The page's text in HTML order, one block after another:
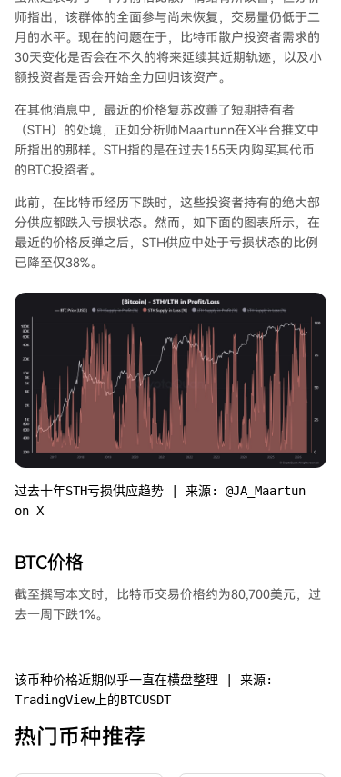
师指出，该群体的全面参与尚未恢复，交易量仍低于二
月的水平。现在的问题在于，比特币散户投资者需求的
30天变化是否会在不久的将来延续其近期轨迹，以及小
额投资者是否会开始全力回归该资产。
在其他消息中，最近的价格复苏改善了短期持有者
（STH）的处境，正如分析师Maartunn在X平台推文中
所指出的那样。STH指的是在过去155天内购买其代币
的BTC投资者。
此前，在比特币经历下跌时，这些投资者持有的绝大部
分供应都跌入亏损状态。然而，如下面的图表所示，在
最近的价格反弹之后，STH供应中处于亏损状态的比例
已降至仅38%。
过去十年STH亏损供应趋势 | 来源: @JA_Maartun
on X
BTC价格
截至撰写本文时，比特币交易价格约为80,700美元，过
去一周下跌1%。
该币种价格近期似乎一直在横盘整理 | 来源:
TradingView上的BTCUSDT
热门币种推荐